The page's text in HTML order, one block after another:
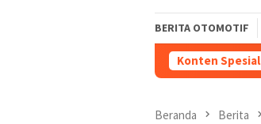
BERITA OTOMOTIF
Konten Spesial
Beranda Berita